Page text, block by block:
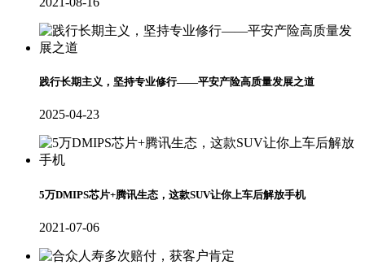
践行长期主义，坚持专业修行——平安产险高质量发展之道
2025-04-23
5万DMIPS芯片+腾讯生态，这款SUV让你上车后解放手机
2021-07-06